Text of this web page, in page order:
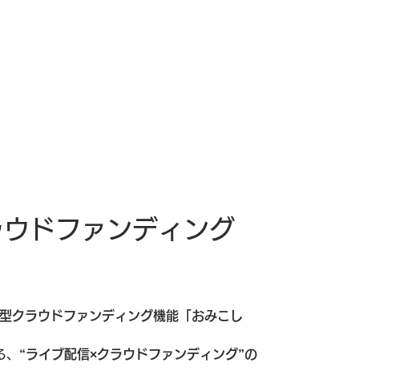
ドファンディング
クラウドファンディング機能「おみこし
“ライブ配信×クラウドファンディング”の